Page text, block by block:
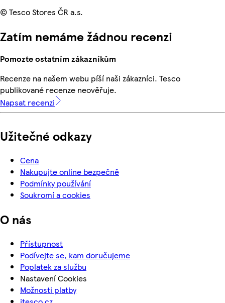
© Tesco Stores ČR a.s.
Zatím nemáme žádnou recenzi
Pomozte ostatním zákazníkům
Recenze na našem webu píší naši zákazníci. Tesco
publikované recenze neověřuje.
Napsat recenzi
Užitečné odkazy
Cena
Nakupujte online bezpečně
Podmínky používání
Soukromí a cookies
O nás
Přístupnost
Podívejte se, kam doručujeme
Poplatek za službu
Nastavení Cookies
Možnosti platby